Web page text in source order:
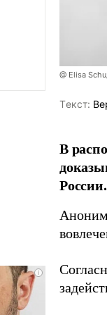
@ Elisa
Tекст:
В
России.